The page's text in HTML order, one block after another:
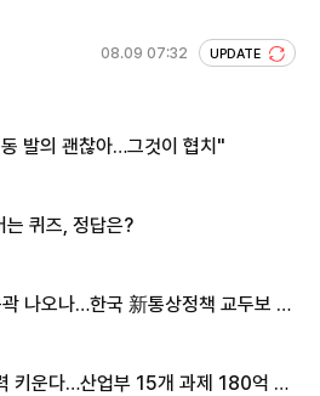
08.09 07:32 UPDATE
발의 괜찮아…그것이 협치"
는 퀴즈, 정답은?
나오나…한국 新통상정책 교두보 활
키운다…산업부 15개 과제 180억 지